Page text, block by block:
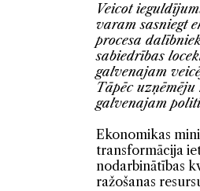
Veicot
varam sasniegt
procesa
sabiedrības
galvenajam
Tāpēc
galvenajam
Ekonomikas
transformācija
nodarbinātības
ražošanas